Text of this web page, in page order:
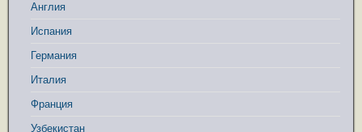
Англия
Испания
Германия
Италия
Франция
Узбекистан